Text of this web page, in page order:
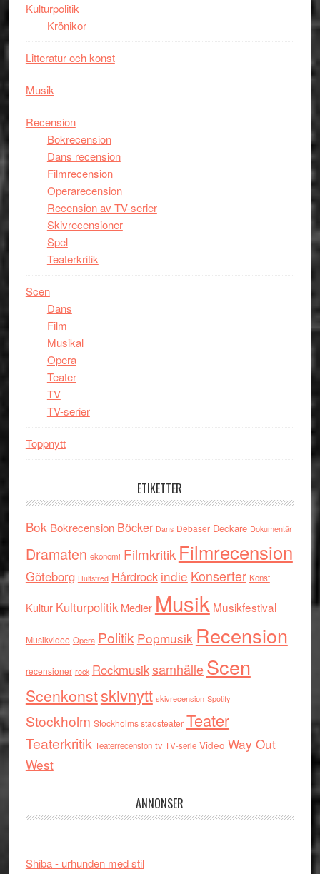
Kulturpolitik
Krönikor
Litteratur och konst
Musik
Recension
Bokrecension
Dans recension
Filmrecension
Operarecension
Recension av TV-serier
Skivrecensioner
Spel
Teaterkritik
Scen
Dans
Film
Musikal
Opera
Teater
TV
TV-serier
Toppnytt
ETIKETTER
Bok Bokrecension Böcker Dans Debaser Deckare Dokumentär
Dramaten ekonomi Filmkritik Filmrecension
Göteborg Hultsfred Hårdrock indie Konserter Konst
Kultur Kulturpolitik Medier Musik Musikfestival
Musikvideo Opera Politik Popmusik Recension
recensioner rock RockmusiksamhälleScen
Scenkonstskivnytt skivrecension Spotify
Stockholm Stockholms stadsteater Teater
Teaterkritik Teaterrecension tv TV-serie Video Way Out
West
ANNONSER
Shiba - urhunden med stil